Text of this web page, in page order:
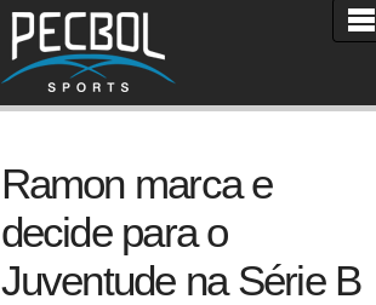
Ramon marca e
decide para o
Juventude na Série B